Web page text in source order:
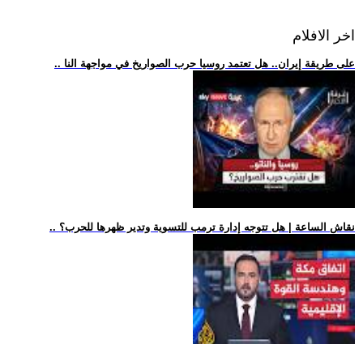
اخر الافلام
.. على طريقة إيران.. هل تعتمد روسيا حرب الصواريخ في مواجهة النا
.. نقاش الساعة | هل تتوجه إدارة ترمب للتسوية وتدير ظهرها للحرب؟